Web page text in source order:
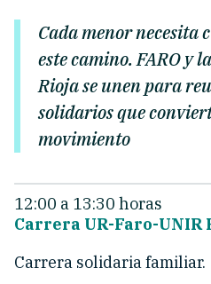
Cada menor necesita
este camino. FARO y
Rioja se unen para
solidarios que
movimiento
12:00 a 13:30 horas
Carrera UR-Faro-
Carrera solidaria familiar.